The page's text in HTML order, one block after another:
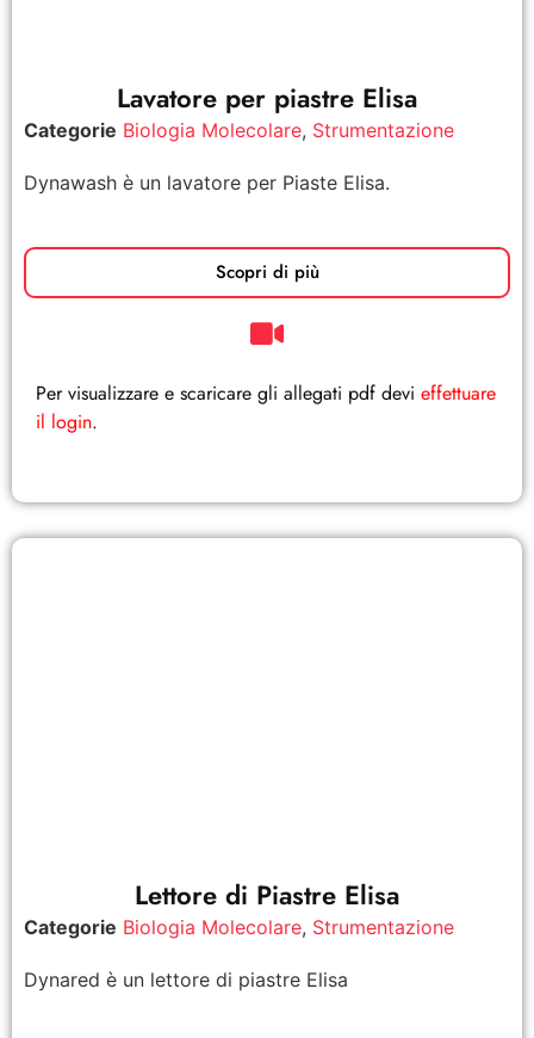
Lavatore per piastre Elisa
Categorie Biologia Molecolare, Strumentazione
Dynawash è un lavatore per Piaste Elisa.
Scopri di più
Per visualizzare e scaricare gli allegati pdf devi effettuare
il login.
Lettore di Piastre Elisa
Categorie Biologia Molecolare, Strumentazione
Dynared è un lettore di piastre Elisa